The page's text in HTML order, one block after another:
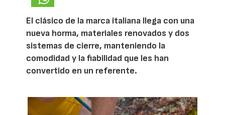
El clásico de la marca italiana llega con una
nueva horma, materiales renovados y dos
sistemas de cierre, manteniendo la
comodidad y la fiabilidad que les han
convertido en un referente.